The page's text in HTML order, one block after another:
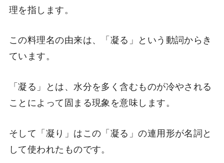
理を指します。
この料理名の由来は、「凝る」という動詞からき
ています。
「凝る」とは、水分を多く含むものが冷やされる
ことによって固まる現象を意味します。
そして「凝り」はこの「凝る」の連用形が名詞と
して使われたものです。